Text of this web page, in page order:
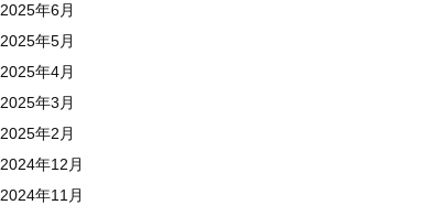
2025年6月
2025年5月
2025年4月
2025年3月
2025年2月
2024年12月
2024年11月